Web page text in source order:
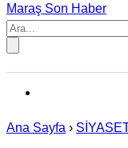
Maraş Son Haber
Ana Sayfa ›